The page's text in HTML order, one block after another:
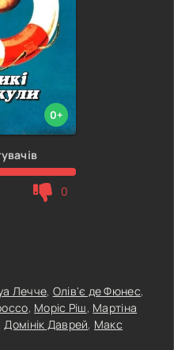
0+
0
Лечче, Олів'є де Фюнес,
, Моріс Ріш, Мартіна
,Домінік Даврей, Макс